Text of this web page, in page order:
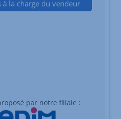
la charge du vendeur
par notre filiale :